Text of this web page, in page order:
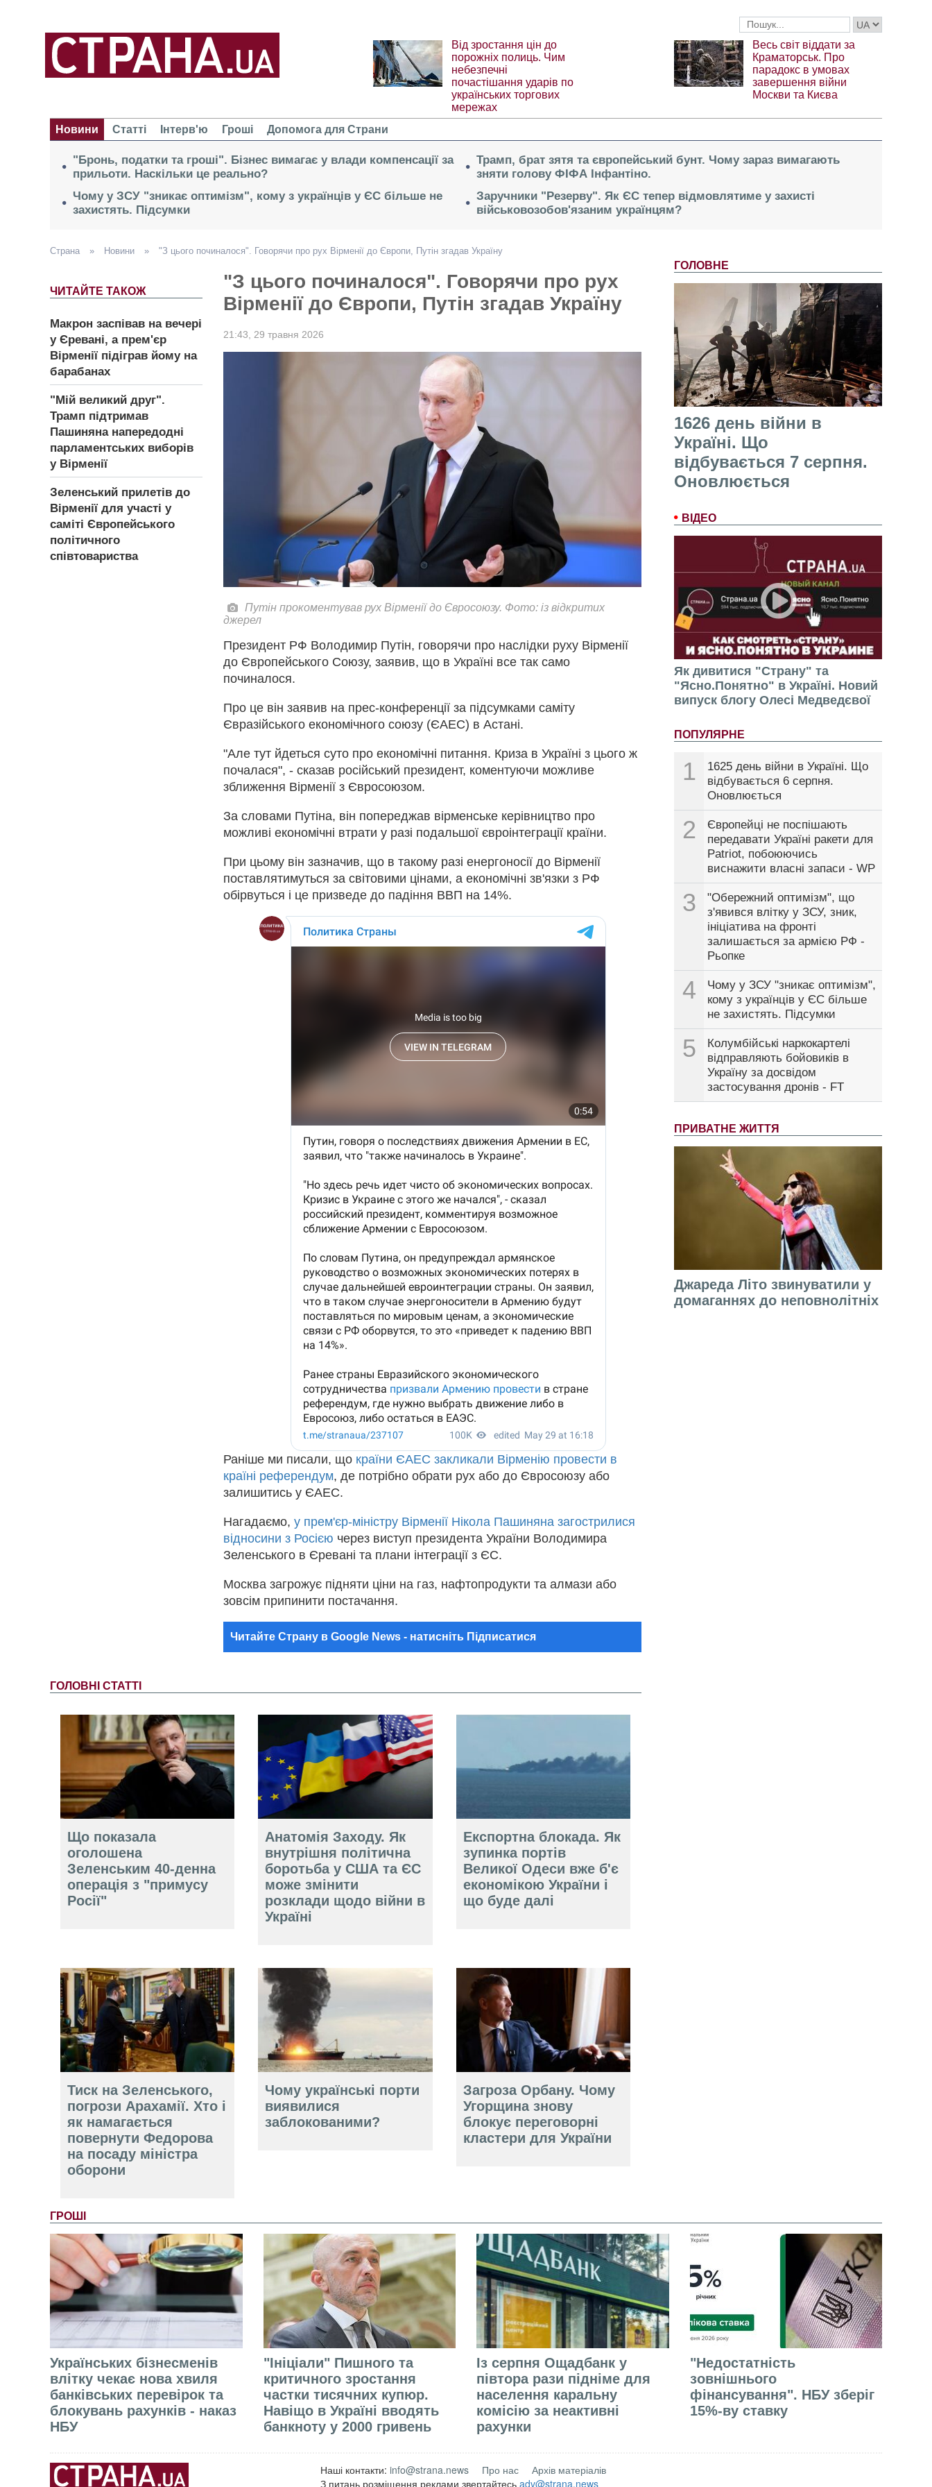
Від зростання цін до
порожніх полиць. Чим
небезпечні
почастішання ударів по
українських торгових
мережах
Весь світ віддати за
Краматорськ. Про
парадокс в умовах
завершення війни
Москви та Києва
Новини Статті Інтерв'ю Гроші Допомога для Страни
"Бронь, податки та гроші". Бізнес вимагає у влади компенсації за
прильоти. Наскільки це реально?
Чому у ЗСУ "зникає оптимізм", кому з українців у ЄС більше не
захистять. Підсумки
Трамп, брат зятя та європейський бунт. Чому зараз вимагають
зняти голову ФІФА Інфантіно.
Заручники "Резерву". Як ЄС тепер відмовлятиме у захисті
військовозобов'язаним українцям?
ГОЛОВНЕ
1626 день війни в
Україні. Що
відбувається 7 серпня.
Оновлюється
ВІДЕО
Як дивитися "Страну" та
"Ясно.Понятно" в Україні. Новий
випуск блогу Олесі Медведєвої
ПОПУЛЯРНЕ
1
1625 день війни в Україні. Що
відбувається 6 серпня.
Оновлюється
2
Європейці не поспішають
передавати Україні ракети для
Patriot, побоюючись
виснажити власні запаси - WP
3
"Обережний оптимізм", що
з'явився влітку у ЗСУ, зник,
ініціатива на фронті
залишається за армією РФ -
Рьопке
4
Чому у ЗСУ "зникає оптимізм",
кому з українців у ЄС більше
не захистять. Підсумки
5
Колумбійські наркокартелі
відправляють бойовиків в
Україну за досвідом
застосування дронів - FT
ПРИВАТНЕ ЖИТТЯ
Джареда Літо звинуватили у
домаганнях до неповнолітніх
Страна » Новини » "З цього починалося". Говорячи про рух Вірменії до Європи, Путін згадав Україну
ЧИТАЙТЕ ТАКОЖ
Макрон заспівав на вечері
у Єревані, а прем'єр
Вірменії підіграв йому на
барабанах
"Мій великий друг".
Трамп підтримав
Пашиняна напередодні
парламентських виборів
у Вірменії
Зеленський прилетів до
Вірменії для участі у
саміті Європейського
політичного
співтовариства
"З цього починалося". Говорячи про рух
Вірменії до Європи, Путін згадав Україну
21:43, 29 травня 2026
Путін прокоментував рух Вірменії до Євросоюзу. Фото: із відкритих
джерел
Президент РФ Володимир Путін, говорячи про наслідки руху Вірменії
до Європейського Союзу, заявив, що в Україні все так само
починалося.
Про це він заявив на прес-конференції за підсумками саміту
Євразійського економічного союзу (ЄАЕС) в Астані.
"Але тут йдеться суто про економічні питання. Криза в Україні з цього ж
почалася", - сказав російський президент, коментуючи можливе
зближення Вірменії з Євросоюзом.
За словами Путіна, він попереджав вірменське керівництво про
можливі економічні втрати у разі подальшої євроінтеграції країни.
При цьому він зазначив, що в такому разі енергоносії до Вірменії
поставлятимуться за світовими цінами, а економічні зв'язки з РФ
обірвуться і це призведе до падіння ВВП на 14%.
Раніше ми писали, що країни ЄАЕС закликали Вірменію провести в
країні референдум, де потрібно обрати рух або до Євросоюзу або
залишитись у ЄАЕС.
Нагадаємо, у прем'єр-міністру Вірменії Нікола Пашиняна загострилися
відносини з Росією через виступ президента України Володимира
Зеленського в Єревані та плани інтеграції з ЄС.
Москва загрожує підняти ціни на газ, нафтопродукти та алмази або
зовсім припинити постачання.
Читайте Страну в Google News - натисніть Підписатися
ГОЛОВНІ СТАТТІ
Що показала
оголошена
Зеленським 40-денна
операція з "примусу
Росії"
Анатомія Заходу. Як
внутрішня політична
боротьба у США та ЄС
може змінити
розклади щодо війни в
Україні
Експортна блокада. Як
зупинка портів
Великої Одеси вже б'є
економікою України і
що буде далі
Тиск на Зеленського,
погрози Арахамії. Хто і
як намагається
повернути Федорова
на посаду міністра
оборони
Чому українські порти
виявилися
заблокованими?
Загроза Орбану. Чому
Угорщина знову
блокує переговорні
кластери для України
ГРОШІ
Українських бізнесменів
влітку чекає нова хвиля
банківських перевірок та
блокувань рахунків - наказ
НБУ
"Ініціали" Пишного та
критичного зростання
частки тисячних купюр.
Навіщо в Україні вводять
банкноту у 2000 гривень
Із серпня Ощадбанк у
півтора рази підніме для
населення каральну
комісію за неактивні
рахунки
"Недостатність
зовнішнього
фінансування". НБУ зберіг
15%-ву ставку
Наші контакти: info@strana.news Про нас
Архів матеріалів
З питань розміщення реклами звертайтесь adv@strana.news